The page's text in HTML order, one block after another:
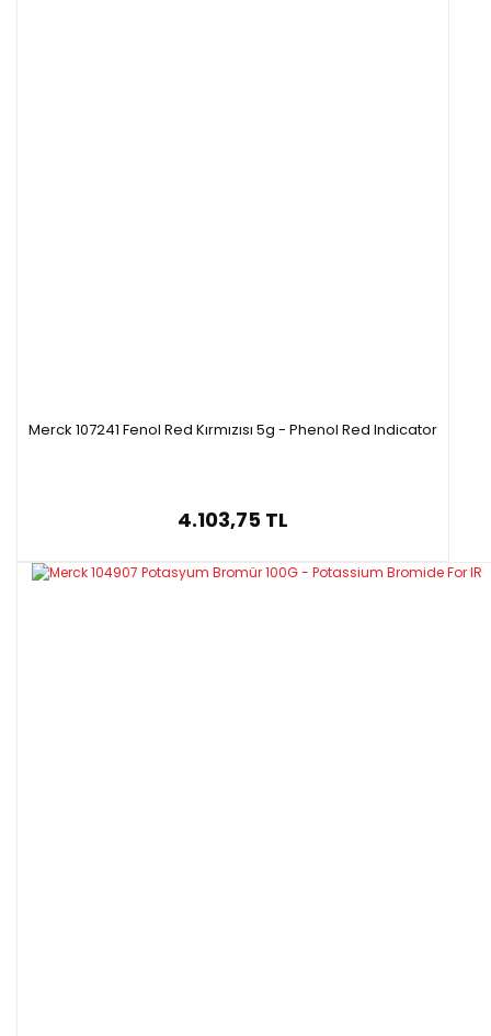
Merck 107241 Fenol Red Kırmızısı 5g - Phenol Red Indicator
4.103,75 TL